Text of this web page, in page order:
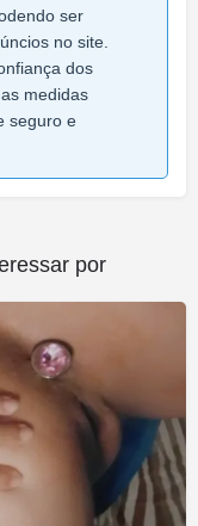
ser
no site.
dos
medidas
seguro e
por